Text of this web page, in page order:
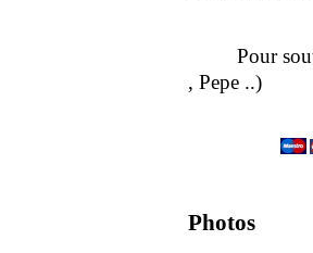
Pour
, Pepe
Photos